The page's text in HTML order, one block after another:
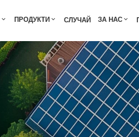
ПРОДУКТИ СЛУЧАЙ ЗА НАС
50kWh